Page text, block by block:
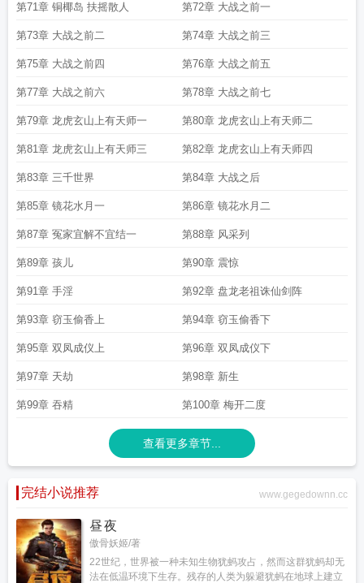
第71章 铜椰岛 扶摇散人 第72章 大战之前一
第73章 大战之前二 第74章 大战之前三
第75章 大战之前四 第76章 大战之前五
第77章 大战之前六 第78章 大战之前七
第79章 龙虎玄山上有天师一 第80章 龙虎玄山上有天师二
第81章 龙虎玄山上有天师三 第82章 龙虎玄山上有天师四
第83章 三千世界 第84章 大战之后
第85章 镜花水月一 第86章 镜花水月二
第87章 冤家宜解不宜结一 第88章 风采列
第89章 孩儿 第90章 震惊
第91章 手淫 第92章 盘龙老祖诛仙剑阵
第93章 窃玉偷香上 第94章 窃玉偷香下
第95章 双凤成仪上 第96章 双凤成仪下
第97章 天劫 第98章 新生
第99章 吞精 第100章 梅开二度
查看更多章节...
完结小说推荐 www.gegedownn.cc
昼夜
傲骨妖姬/著
22世纪，世界被一种未知生物犹蚂攻占，然而这群犹蚂却无
法在低温环境下生存。残存的人类为躲避犹蚂在地球上建立